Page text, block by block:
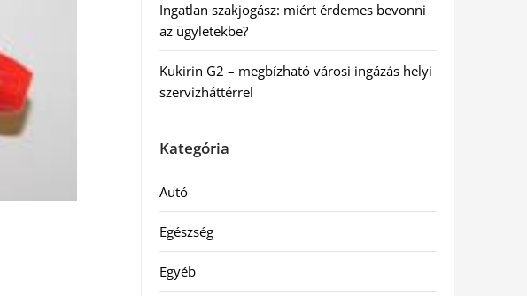
Ingatlan szakjogász: miért érdemes bevonni
az ügyletekbe?
Kukirin G2 – megbízható városi ingázás helyi
szervizháttérrel
Kategória
Autó
Egészség
Egyéb